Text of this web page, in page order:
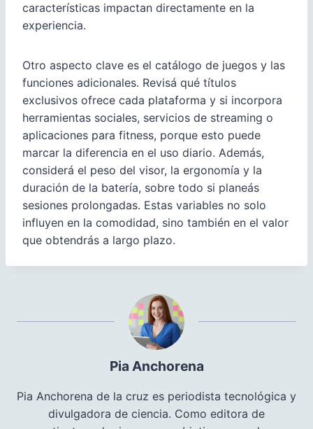
características impactan directamente en la
experiencia.
Otro aspecto clave es el catálogo de juegos y las
funciones adicionales. Revisá qué títulos
exclusivos ofrece cada plataforma y si incorpora
herramientas sociales, servicios de streaming o
aplicaciones para fitness, porque esto puede
marcar la diferencia en el uso diario. Además,
considerá el peso del visor, la ergonomía y la
duración de la batería, sobre todo si planeás
sesiones prolongadas. Estas variables no solo
influyen en la comodidad, sino también en el valor
que obtendrás a largo plazo.
Pia Anchorena
Pia Anchorena de la cruz es periodista tecnológica y
divulgadora de ciencia. Como editora de